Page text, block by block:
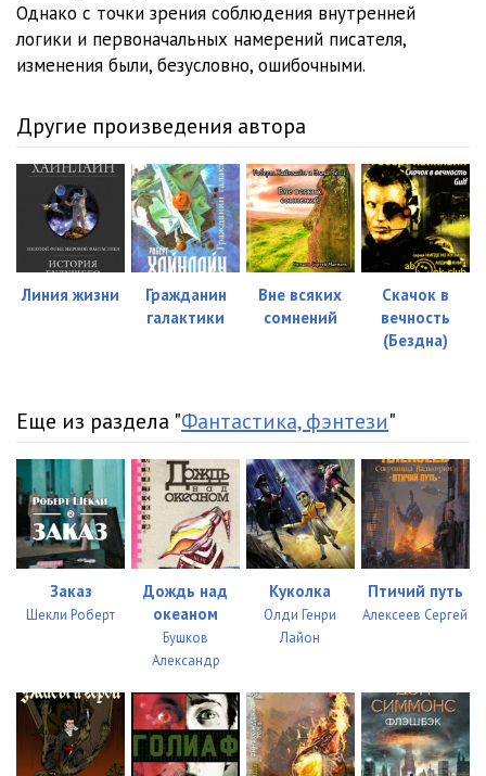
Однако с точки зрения соблюдения внутренней
логики и первоначальных намерений писателя,
изменения были, безусловно, ошибочными.
Другие произведения автора
Линия жизни
Гражданин
галактики
Вне всяких
сомнений
Скачок в
вечность
(Бездна)
Еще из раздела "Фантастика, фэнтези"
Заказ
Шекли Роберт
Дождь над
океаном
Бушков
Александр
Куколка
Олди Генри
Лайон
Птичий путь
Алексеев Сергей